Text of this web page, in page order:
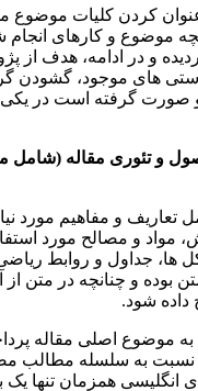
کردن کلیات موضوع
موضوع و کارهای انجام
و در ادامه، هدف از
های موجود، گشودن
صورت گرفته است در یکی
اصول و تئوری مقاله (شامل
و مفاهیم مورد
مواد و مصالح مورد
جداول و روابط ریاضی
و چنانچه در متن از
داده شود.
به موضوع اصلی مقاله
نسبت به سلسله مطالب
انگلیسی همزمان تنها